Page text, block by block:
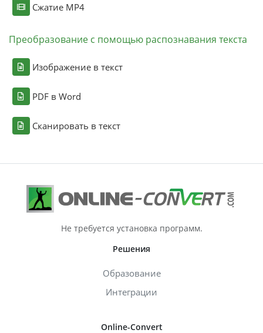
Сжатие MP4
Преобразование с помощью распознавания текста
Изображение в текст
PDF в Word
Сканировать в текст
Не требуется установка программ.
Решения
Образование
Интеграции
Online-Convert